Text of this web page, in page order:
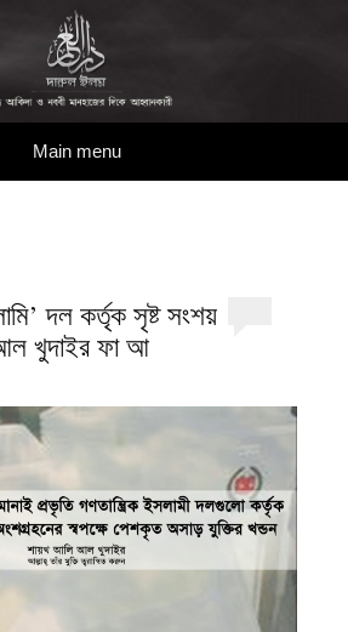
Main menu
দল কর্তৃক সৃষ্ট সংশয়
খুদাইর ফা আ